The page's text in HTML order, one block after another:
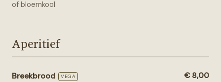
of bloemkool
Aperitief
Breekbrood VEGA € 8,00